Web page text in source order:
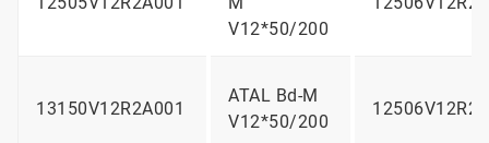
V12*50/200
13150V12R2A001
ATAL Bd-M
V12*50/200